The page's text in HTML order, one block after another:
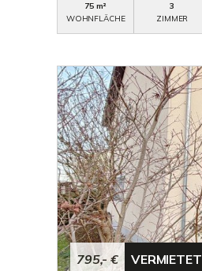
75 m²
WOHNFLÄCHE
3
ZIMMER
795,- € VERMIETET